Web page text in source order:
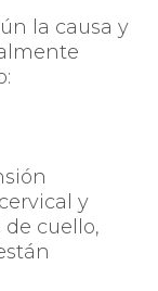
la causa y
y
cuello,